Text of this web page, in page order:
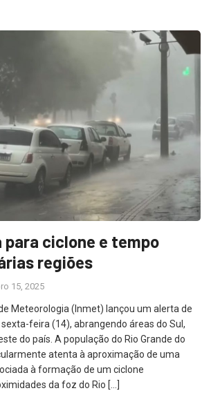
ciclone e tempo
regiões
15, 2025
Meteorologia (Inmet) lançou um alerta de
feira (14), abrangendo áreas do Sul,
do país. A população do Rio Grande do
atenta à aproximação de uma
à formação de um ciclone
da foz do Rio […]